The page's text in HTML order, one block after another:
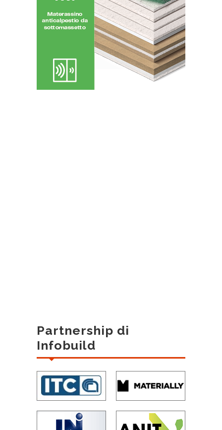
Partnership di
Infobuild